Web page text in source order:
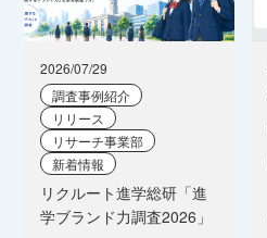
2026/07/29
調査事例紹介
リリース
リサーチ事業部
新着情報
リクルート進学総研「進
学ブランド力調査2026」